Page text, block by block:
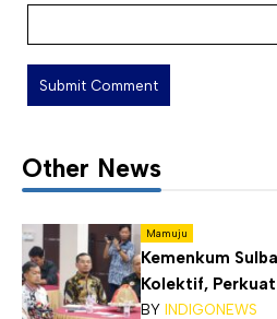
Other News
Mamuju
Kemenkum
Kolektif, Perkuat
BY INDIGONEWS